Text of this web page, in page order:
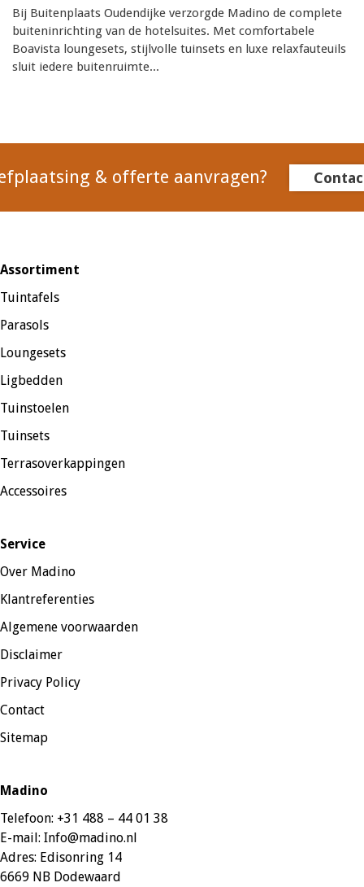
Bij Buitenplaats Oudendijke verzorgde Madino de complete
buiteninrichting van de hotelsuites. Met comfortabele
Boavista loungesets, stijlvolle tuinsets en luxe relaxfauteuils
sluit iedere buitenruimte...
& offerte aanvragen?
Assortiment
Tuintafels
Parasols
Loungesets
Ligbedden
Tuinstoelen
Tuinsets
Terrasoverkappingen
Accessoires
Service
Over Madino
Klantreferenties
Algemene voorwaarden
Disclaimer
Privacy Policy
Contact
Sitemap
Madino
Telefoon: +31 488 – 44 01 38
E-mail: Info@madino.nl
Adres: Edisonring 14
6669 NB Dodewaard